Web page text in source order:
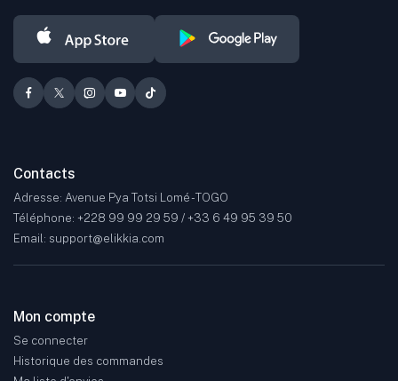
Contacts
Adresse: Avenue Pya Totsi Lomé - TOGO
Téléphone: +228 99 99 29 59 / +33 6 49 95 39 50
Email: support@elikkia.com
Mon compte
Se connecter
Historique des commandes